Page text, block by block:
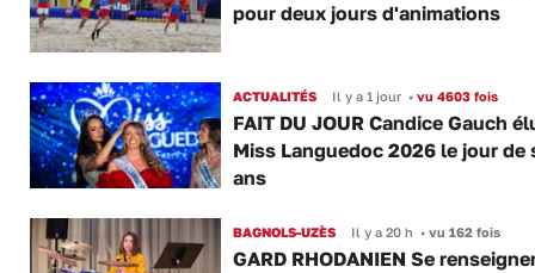
pour deux jours d'animations
ACTUALITÉS Il y a 1 jour •vu 4603 fois
FAIT DU JOUR Candice Gauch
Miss Languedoc 2026 le jour de
ans
BAGNOLS-UZÈS Il y a 20 h •vu 162 fois
GARD RHODANIEN Se